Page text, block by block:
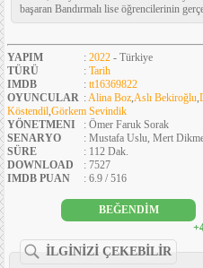
başaran Bandırmalı lise öğrencilerinin
YAPIM : 2022 - Türkiye
TÜRÜ
: Tarih
IMDB
: tt16369822
OYUNCULAR :Alina Boz,Aslı Bekiroğlu,
Köstendil,Görkem Sevindik
YÖNETMENI
: Ömer Faruk Sorak
SENARYO
: Mustafa Uslu, Mert
SÜRE
: 112 Dak.
DOWNLOAD
: 7527
IMDB PUAN
: 6.9 / 516
BEĞENDİM
İLGİNİZİ ÇEKEBİLİR